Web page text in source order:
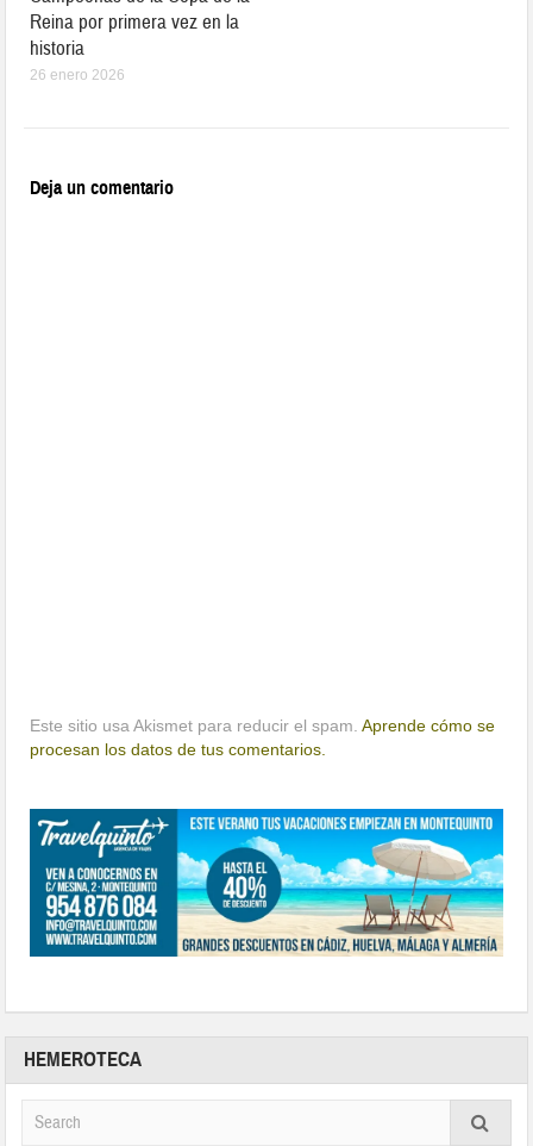
Reina por primera vez en la
historia
26 enero 2026
Deja un comentario
Este sitio usa Akismet para reducir el spam.Aprende cómo se
procesan los datos de tus comentarios.
HEMEROTECA